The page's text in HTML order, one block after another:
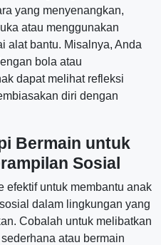
yang menyenangkan,
atau menggunakan
alat bantu. Misalnya, Anda
bola atau
dapat melihat refleksi
diri dengan
Bermain untuk
Sosial
efektif untuk membantu anak
dalam lingkungan yang
Cobalah untuk melibatkan
atau bermain